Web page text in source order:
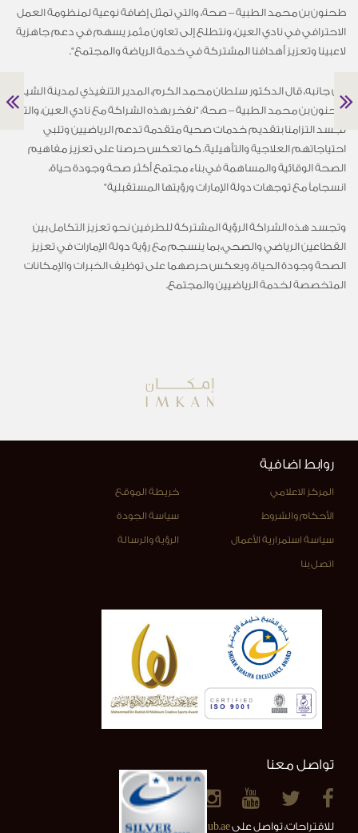
طحنون بن محمد الطبية – صحة، والتي تمثل إضافة نوعية لمنظومة العمل
الاحترافي في نادي العين، ونتطلع إلى تعاون مثمر يسهم في دعم جاهزية
لاعبينا وتعزيز أهدافنا المشتركة في خدمة الرياضة والمجتمع“.
من جانبه، قالالدكتور سلطان محمد الكرم، المدير التنفيذيلمدينة الشيخ
طحنون بن محمد الطبية–صحة:
“نفخر بهذه الشراكة مع نادي العين، والتي
تجسد التزامنا بتقديم خدمات صحية متقدمة تدعم الرياضيين وتلبي
احتياجاتهم العلاجية والتأهيلية. كما تعكس حرصنا على تعزيز مفاهيم
الصحة الوقائية والمساهمة في بناء مجتمع أكثر صحة وجودة حياة،
انسجاماً مع توجهات دولة الإمارات ورؤيتها المستقبلية“
وتجسد هذه الشراكة الرؤية المشتركة للطرفين نحو تعزيز التكامل بين
القطاعين الرياضي والصحي، بما ينسجم مع رؤية دولة الإمارات في تعزيز
الصحة وجودة الحياة، ويعكس حرصهما على توظيف الخبرات والإمكانات
المتخصصة لخدمة الرياضيين والمجتمع.
روابط اضافية
المركز الاعلامي خريطة الموقع
الأحكام والشروط سياسة الجودة
سياسة استمرارية الأعمال الرؤية والرسالة
اتصل بنا
تواصل معنا
للاقتراحات، تواصل علىinfo@alainclub.ae